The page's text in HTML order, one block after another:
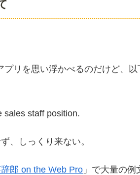
リを思い浮かべるのだけど、
sales staff position.
、しっくり来ない。
郎 on the Web Pro 」で大量の